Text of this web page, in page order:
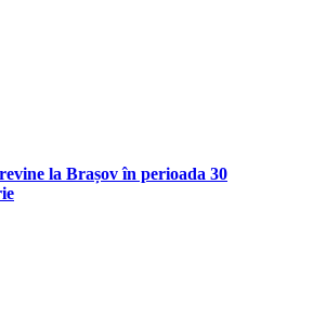
la Brașov în perioada 30